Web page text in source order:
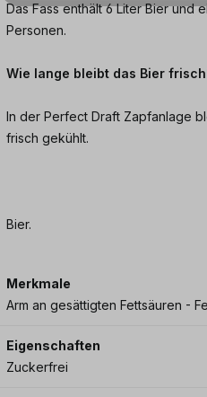
Das Fass enthält 6 Liter Bier und
Personen.
Wie lange bleibt das Bier
In der Perfect Draft Zapfanlage
frisch gekühlt.
Bier.
Merkmale
Arm an gesättigten Fettsäuren -
Eigenschaften
Zuckerfrei